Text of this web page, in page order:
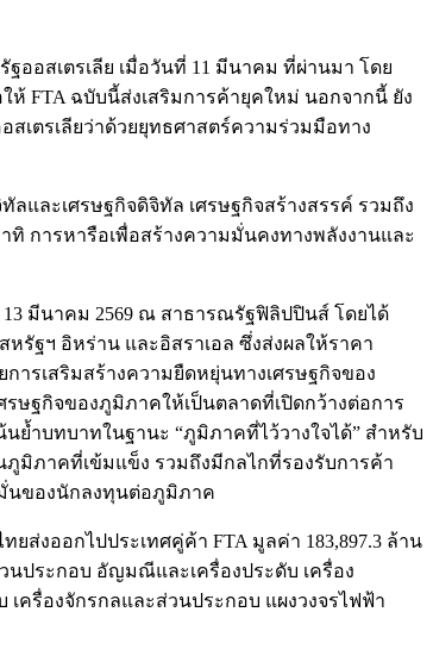
ออสเตรเลีย เมื่อวันที่ 11 มีนาคม ที่ผ่านมา โดย
ห้ FTA ฉบับนี้ส่งเสริมการค้ายุคใหม่ นอกจากนี้ ยัง
สเตรเลียว่าด้วยยุทธศาสตร์ความร่วมมือทาง
และเศรษฐกิจดิจิทัล เศรษฐกิจสร้างสรรค์ รวมถึง
ทิ การหารือเพื่อสร้างความมั่นคงทางพลังงานและ
13 มีนาคม 2569 ณ สาธารณรัฐฟิลิปปินส์ โดยได้
รัฐฯ อิหร่าน และอิสราเอล ซึ่งส่งผลให้ราคา
ารเสริมสร้างความยืดหยุ่นทางเศรษฐกิจของ
ษฐกิจของภูมิภาคให้เป็นตลาดที่เปิดกว้างต่อการ
ำบทบาทในฐานะ “ภูมิภาคที่ไว้วางใจได้” สำหรับ
ภูมิภาคที่เข้มแข็ง รวมถึงมีกลไกที่รองรับการค้า
มั่นของนักลงทุนต่อภูมิภาค
ส่งออกไปประเทศคู่ค้า FTA มูลค่า 183,897.3 ล้าน
นประกอบ อัญมณีและเครื่องประดับ เครื่อง
ครื่องจักรกลและส่วนประกอบ แผงวงจรไฟฟ้า